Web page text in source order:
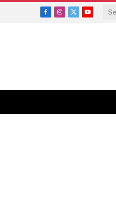
Facebook
Instagram
X
YouTube